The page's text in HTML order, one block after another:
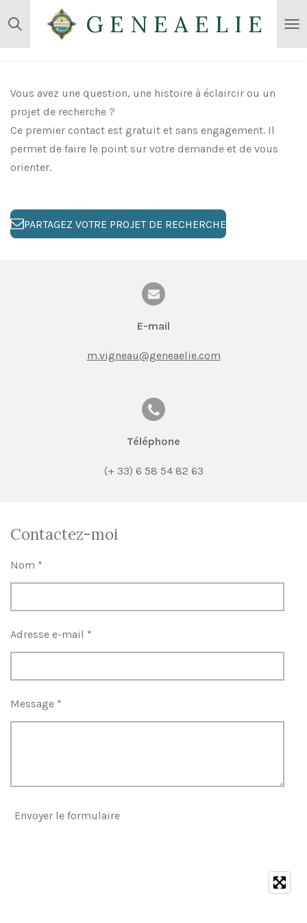
Passer
G E N E A E L I E
Vous avez une question, une histoire à éclaircir ou un
projet de recherche ?
Ce premier contact est gratuit et sans engagement. Il
permet de faire le point sur votre demande et de vous
orienter.
PARTAGEZ VOTRE PROJET DE RECHERCHE
E-mail
m.vigneau@geneaelie.com
Téléphone
(+ 33) 6 58 54 82 63
Contactez-moi
Nom *
Adresse e-mail *
Message *
Envoyer le formulaire